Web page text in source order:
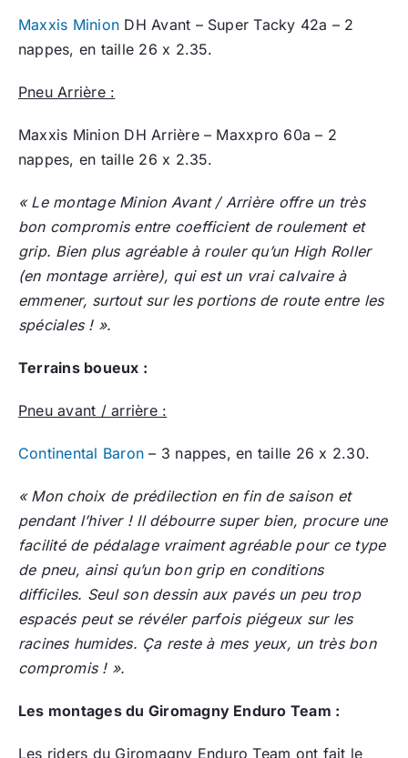
Maxxis Minion DH Avant – Super Tacky 42a – 2
nappes, en taille 26 x 2.35.
Pneu Arrière :
Maxxis Minion DH Arrière – Maxxpro 60a – 2
nappes, en taille 26 x 2.35.
« Le montage Minion Avant / Arrière offre un très
bon compromis entre coefficient de roulement et
grip. Bien plus agréable à rouler qu’un High Roller
(en montage arrière), qui est un vrai calvaire à
emmener, surtout sur les portions de route entre les
spéciales ! ».
Terrains boueux :
Pneu avant / arrière :
Continental Baron – 3 nappes, en taille 26 x 2.30.
« Mon choix de prédilection en fin de saison et
pendant l’hiver ! Il débourre super bien, procure une
facilité de pédalage vraiment agréable pour ce type
de pneu, ainsi qu’un bon grip en conditions
difficiles. Seul son dessin aux pavés un peu trop
espacés peut se révéler parfois piégeux sur les
racines humides. Ça reste à mes yeux, un très bon
compromis ! ».
Les montages du Giromagny Enduro Team :
Les riders du Giromagny Enduro Team ont fait le